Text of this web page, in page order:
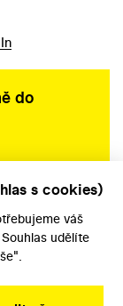
do
s cookies)
váš
udělíte